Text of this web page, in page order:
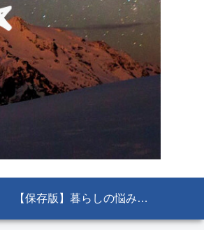
【保存版】暮らしの悩み解決！知っておくと絶対役立つ公的機関＆お役立ちサイト11選